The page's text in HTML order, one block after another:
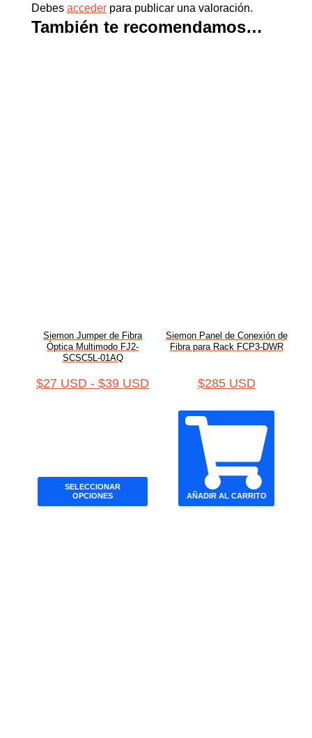
Debes acceder para publicar una valoración.
También te recomendamos…
Siemon Jumper de Fibra
Óptica Multimodo FJ2-
SCSC5L-01AQ
$27 USD - $39 USD
SELECCIONAR
OPCIONES
Siemon Panel de Conexión de
Fibra para Rack FCP3-DWR
$285 USD
AÑADIR AL CARRITO